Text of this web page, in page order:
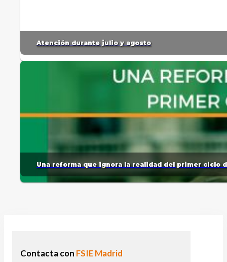
Atención durante julio y agosto
Una reforma que ignora la realidad del primer ciclo
Contacta con FSIE Madrid